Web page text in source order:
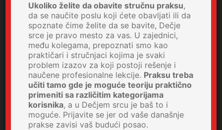
Ukoliko želite da obavite stručnu praksu,
da se naučite poslu koji ćete obavljati ili da
spoznate čime želite da se bavite, Dečje
srce je pravo mesto za vas. U zajednici,
među kolegama, prepoznati smo kao
praktičari i stručnjaci kojima je svaki
problem izazov za koji postoji rešenje i
naučene profesionalne lekcije. Praksu treba
učiti tamo gde je moguće teoriju praktično
primeniti sa različitim kategorijama
korisnika, a u Dečjem srcu je baš to i
moguće. Prijavite se jer od vaše današnje
prakse zavisi vaš budući posao.